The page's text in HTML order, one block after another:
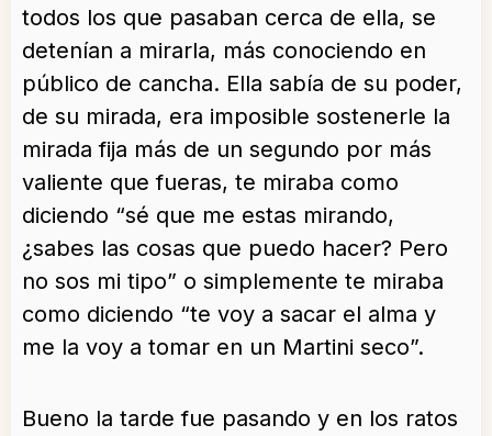
todos los que pasaban cerca de ella, se
detenían a mirarla, más conociendo en
público de cancha. Ella sabía de su poder,
de su mirada, era imposible sostenerle la
mirada fija más de un segundo por más
valiente que fueras, te miraba como
diciendo “sé que me estas mirando,
¿sabes las cosas que puedo hacer? Pero
no sos mi tipo” o simplemente te miraba
como diciendo “te voy a sacar el alma y
me la voy a tomar en un Martini seco”.
Bueno la tarde fue pasando y en los ratos